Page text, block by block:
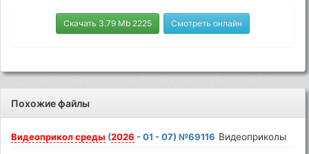
Скачать 3.79 Mb 2225 Смотреть онлайн
Похожие файлы
Видеоприкол среды (2026 - 01 - 07) №69116 Видеоприколы